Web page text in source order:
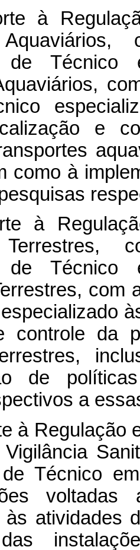
à
de
e
como à
à
de
com
controle da
de
a
à Regulação
de Técnico
às atividades